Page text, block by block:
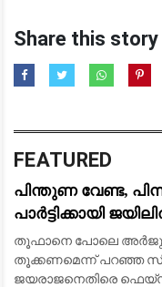
Share this story
FEATURED
പിന്തുണ വേണ്ട,
പാർട്ടിക്കായി
ജയരാജന്
തൂഫാനെ പോലെ
തൂക്കണമെന്ന് പറഞ്ഞ
ജയരാജനെതിരെ